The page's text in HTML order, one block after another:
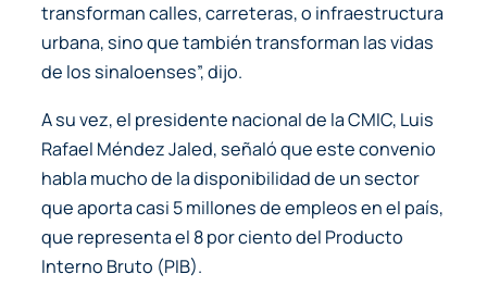
transforman calles, carreteras, o infraestructura
urbana, sino que también transforman las vidas
de los sinaloenses”, dijo.
A su vez, el presidente nacional de la CMIC, Luis
Rafael Méndez Jaled, señaló que este convenio
habla mucho de la disponibilidad de un sector
que aporta casi 5 millones de empleos en el país,
que representa el 8 por ciento del Producto
Interno Bruto (PIB).